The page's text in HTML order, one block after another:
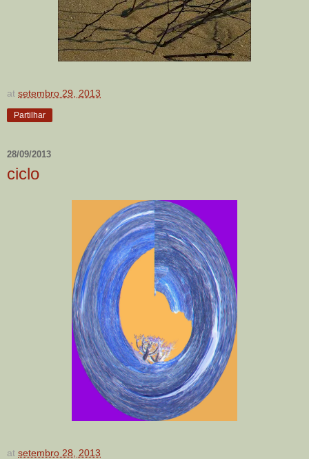
at setembro 29, 2013
Partilhar
28/09/2013
ciclo
at setembro 28, 2013